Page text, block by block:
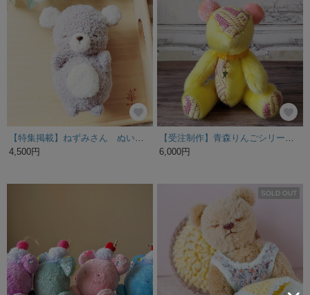
4,500円
6,000円
SOLD OUT